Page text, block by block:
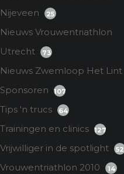
Nijeveen
25
Nieuws Vrouwentriathlon
Utrecht
73
Nieuws Zwemloop Het Lint
Sponsoren 107
Tips 'n trucs 64
Trainingen en clinics 127
Vrijwilliger in de spotlight 52
Vrouwentriathlon 2010 14